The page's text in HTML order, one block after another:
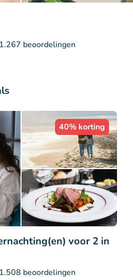
beoordelingen
40% korting
voor 2 in
beoordelingen